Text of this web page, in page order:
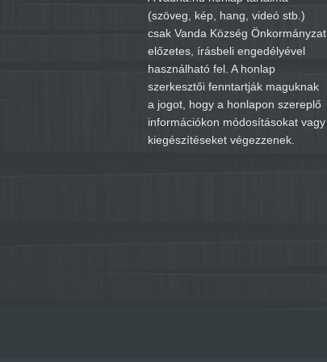
(szöveg, kép, hang, videó stb.)
csak Vanda Község Önkormányzat
előzetes, írásbeli engedélyével
használható fel. A honlap
szerkesztői fenntartják maguknak
a jogot, hogy a honlapon szereplő
információkon módosításokat vagy
kiegészítéseket végezzenek.